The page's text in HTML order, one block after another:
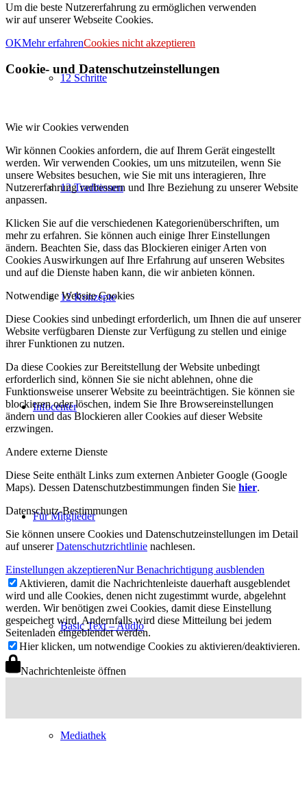
12 Schritte
12 Traditionen
12 Konzepte
Infocenter
Für Mitglieder
Basic Text – Audio
Mediathek
Um die beste Nutzererfahrung zu ermöglichen verwenden
wir auf unserer Webseite Cookies.
OKMehr erfahrenCookies nicht akzeptieren
Cookie- und Datenschutzeinstellungen
Wie wir Cookies verwenden
Wir können Cookies anfordern, die auf Ihrem Gerät eingestellt
werden. Wir verwenden Cookies, um uns mitzuteilen, wenn Sie
unsere Websites besuchen, wie Sie mit uns interagieren, Ihre
Nutzererfahrung verbessern und Ihre Beziehung zu unserer Website
anpassen.
Klicken Sie auf die verschiedenen Kategorienüberschriften, um
mehr zu erfahren. Sie können auch einige Ihrer Einstellungen
ändern. Beachten Sie, dass das Blockieren einiger Arten von
Cookies Auswirkungen auf Ihre Erfahrung auf unseren Websites
und auf die Dienste haben kann, die wir anbieten können.
Notwendige Website Cookies
Diese Cookies sind unbedingt erforderlich, um Ihnen die auf unserer
Website verfügbaren Dienste zur Verfügung zu stellen und einige
ihrer Funktionen zu nutzen.
Da diese Cookies zur Bereitstellung der Website unbedingt
erforderlich sind, können Sie sie nicht ablehnen, ohne die
Funktionsweise unserer Website zu beeinträchtigen. Sie können sie
blockieren oder löschen, indem Sie Ihre Browsereinstellungen
ändern und das Blockieren aller Cookies auf dieser Website
erzwingen.
Andere externe Dienste
Diese Seite enthält Links zum externen Anbieter Google (Google
Maps). Dessen Datenschutzbestimmungen finden Sie hier.
Datenschutz-Bestimmungen
Sie können unsere Cookies und Datenschutzeinstellungen im Detail
auf unsererDatenschutzrichtlinie nachlesen.
Einstellungen akzeptierenNur Benachrichtigung ausblenden
Aktivieren, damit die Nachrichtenleiste dauerhaft ausgeblendet
wird und alle Cookies, denen nicht zugestimmt wurde, abgelehnt
werden. Wir benötigen zwei Cookies, damit diese Einstellung
gespeichert wird. Andernfalls wird diese Mitteilung bei jedem
Seitenladen eingeblendet werden.
Hier klicken, um notwendige Cookies zu aktivieren/deaktivieren.
Nachrichtenleiste öffnen